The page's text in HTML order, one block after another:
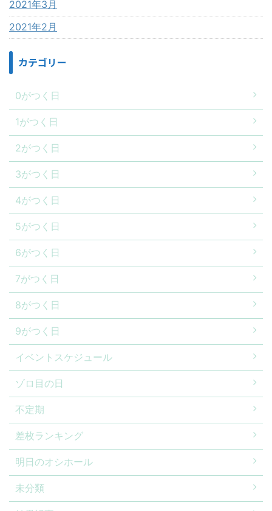
2021年3月
2021年2月
カテゴリー
0がつく日
1がつく日
2がつく日
3がつく日
4がつく日
5がつく日
6がつく日
7がつく日
8がつく日
9がつく日
イベントスケジュール
ゾロ目の日
不定期
差枚ランキング
明日のオシホール
未分類